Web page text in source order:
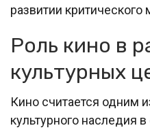
развитии
Роль кино в
культурных
Кино считается одним
культурного наследия